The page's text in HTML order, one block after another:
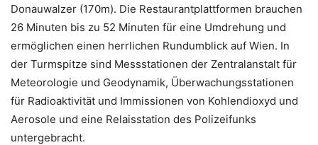
Donauwalzer (170m). Die Restaurantplattformen brauchen
26 Minuten bis zu 52 Minuten für eine Umdrehung und
ermöglichen einen herrlichen Rundumblick auf Wien. In
der Turmspitze sind Messstationen der Zentralanstalt für
Meteorologie und Geodynamik, Überwachungsstationen
für Radioaktivität und Immissionen von Kohlendioxyd und
Aerosole und eine Relaisstation des Polizeifunks
untergebracht.